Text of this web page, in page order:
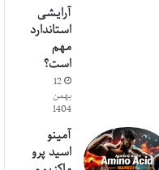
آرایشی
استاندارد
مهم
است؟
12
بهمن
1404
آمینو
اسید پرو